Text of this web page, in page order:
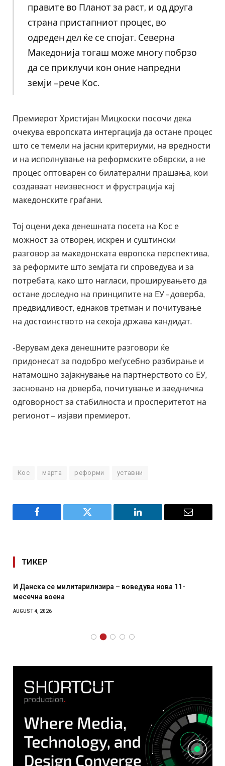
правите во Планот за раст, и од друга
страна пристапниот процес, во
одреден дел ќе се спојат. Северна
Македонија тогаш може многу побрзо
да се приклучи кон оние напредни
земји – рече Кос.
Премиерот Христијан Мицкоски посочи дека
очекува европската интергација да остане процес
што се темели на јасни критериуми, на вредности
и на исполнување на реформските обврски, а не
процес оптоварен со билатерални прашања, кои
создаваат неизвесност и фрустрација кај
македонските граѓани.
Тој оцени дека денешната посета на Кос е
можност за отворен, искрен и суштински
разговор за македонската европска перспектива,
за реформите што земјата ги спроведува и за
потребата, како што нагласи, проширувањето да
остане доследно на принципите на ЕУ – доверба,
предвидливост, еднаков третман и почитување
на достоинството на секоја држава кандидат.
-Верувам дека денешните разговори ќе
придонесат за подобро меѓусебно разбирање и
натамошно зајакнување на партнерството со ЕУ,
засновано на доверба, почитување и заедничка
одговорност за стабилноста и просперитетот на
регионот – изјави премиерот.
Кос марта реформи уставни
Facebook Twitter LinkedIn Email
ТИКЕР
И Данска се милитарилизира – воведува нова 11-
месечна воена
AUGUST 4, 2026